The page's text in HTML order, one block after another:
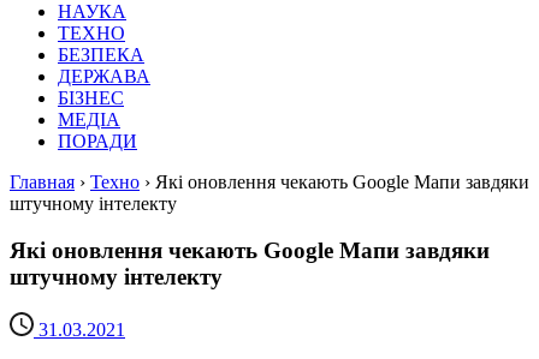
НАУКА
ТЕХНО
БЕЗПЕКА
ДЕРЖАВА
БІЗНЕС
МЕДІА
ПОРАДИ
Главная › Техно › Які оновлення чекають Google Мапи завдяки
штучному інтелекту
Які оновлення чекають Google Мапи завдяки
штучному інтелекту
31.03.2021